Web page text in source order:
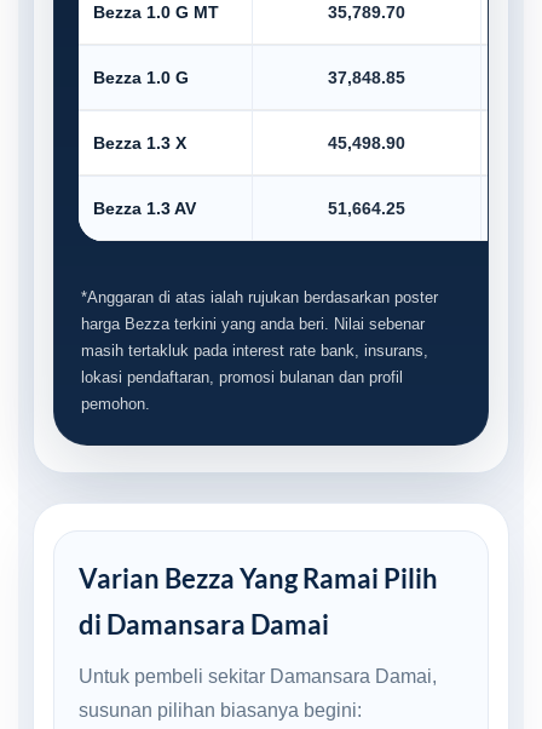
Bezza 1.0 G MT 35,789.70
Bezza 1.0 G 37,848.85
Bezza 1.3 X 45,498.90
Bezza 1.3 AV 51,664.25
*Anggaran di atas ialah rujukan berdasarkan poster
harga Bezza terkini yang anda beri. Nilai sebenar
masih tertakluk pada interest rate bank, insurans,
lokasi pendaftaran, promosi bulanan dan profil
pemohon.
Varian Bezza Yang Ramai Pilih
di Damansara Damai
Untuk pembeli sekitar Damansara Damai,
susunan pilihan biasanya begini: